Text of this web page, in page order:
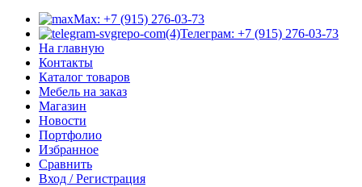
Max: +7 (915) 276-03-73
Телеграм: +7 (915) 276-03-73
На главную
Контакты
Каталог товаров
Мебель на заказ
Магазин
Новости
Портфолио
Избранное
Сравнить
Вход / Регистрация